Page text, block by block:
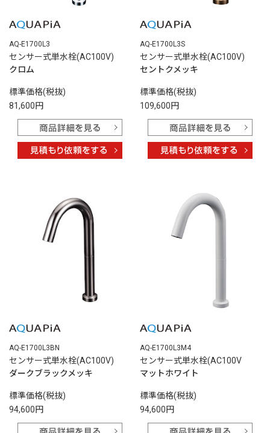
AQ-E1700L3
センサー式単水栓(AC100V)
クロム
標準価格(税抜)
81,600円
AQ-E1700L3S
センサー式単水栓(AC100V)
セントクメッキ
標準価格(税抜)
109,600円
AQ-E1700L3BN
センサー式単水栓(AC100V)
ダークブラックメッキ
標準価格(税抜)
94,600円
AQ-E1700L3M4
センサー式単水栓(AC100V
マットホワイト
標準価格(税抜)
94,600円